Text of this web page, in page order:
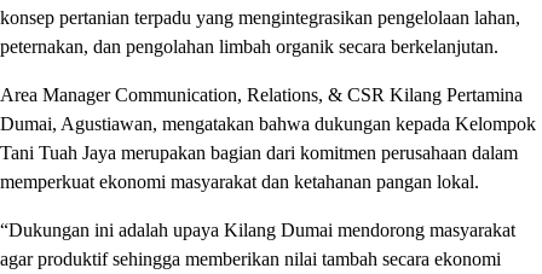
konsep pertanian terpadu yang mengintegrasikan pengelolaan lahan,
peternakan, dan pengolahan limbah organik secara berkelanjutan.
Area Manager Communication, Relations, & CSR Kilang Pertamina
Dumai, Agustiawan, mengatakan bahwa dukungan kepada Kelompok
Tani Tuah Jaya merupakan bagian dari komitmen perusahaan dalam
memperkuat ekonomi masyarakat dan ketahanan pangan lokal.
“Dukungan ini adalah upaya Kilang Dumai mendorong masyarakat
agar produktif sehingga memberikan nilai tambah secara ekonomi